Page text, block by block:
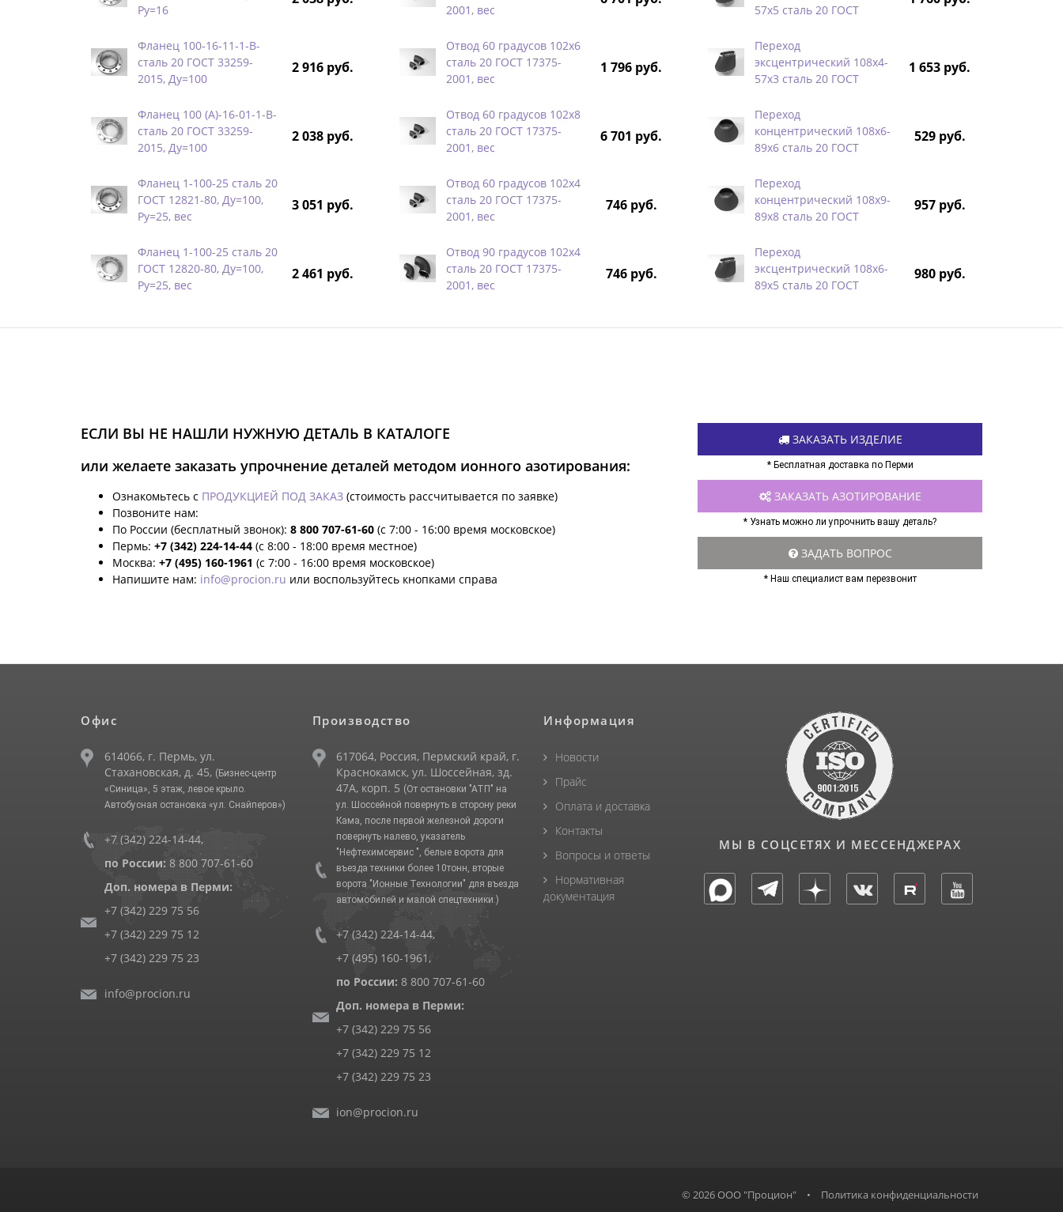
Ру=16
Фланец 100-16-11-1-B-
сталь 20 ГОСТ 33259-
2015, Ду=100
2 916 руб.
Фланец 100 (А)-16-01-1-B-
сталь 20 ГОСТ 33259-
2015, Ду=100
2 038 руб.
Фланец 1-100-25 сталь 20
ГОСТ 12821-80, Ду=100,
Ру=25, вес
3 051 руб.
Фланец 1-100-25 сталь 20
ГОСТ 12820-80, Ду=100,
Ру=25, вес
2 461 руб.
2001, вес
Отвод 60 градусов 102х6
сталь 20 ГОСТ 17375-
2001, вес
1 796 руб.
Отвод 60 градусов 102х8
сталь 20 ГОСТ 17375-
2001, вес
6 701 руб.
Отвод 60 градусов 102х4
сталь 20 ГОСТ 17375-
2001, вес
746 руб.
Отвод 90 градусов 102х4
сталь 20 ГОСТ 17375-
2001, вес
746 руб.
57х5 сталь 20 ГОСТ
Переход
эксцентрический 108х4-
57х3 сталь 20 ГОСТ
1 653 руб.
Переход
концентрический 108х6-
89х6 сталь 20 ГОСТ
529 руб.
Переход
концентрический 108х9-
89х8 сталь 20 ГОСТ
957 руб.
Переход
эксцентрический 108х6-
89х5 сталь 20 ГОСТ
980 руб.
ЕСЛИ ВЫ НЕ НАШЛИ НУЖНУЮ ДЕТАЛЬ В КАТАЛОГЕ
или желаете заказать упрочнение деталей методом ионного азотирования:
Ознакомьтесь с ПРОДУКЦИЕЙ ПОД ЗАКАЗ (стоимость рассчитывается по заявке)
Позвоните нам:
По России (бесплатный звонок): 8 800 707-61-60 (с 7:00 - 16:00 время московское)
Пермь: +7 (342) 224-14-44 (с 8:00 - 18:00 время местное)
Москва: +7 (495) 160-1961 (с 7:00 - 16:00 время московское)
Напишите нам: info@procion.ru или воспользуйтесь кнопками справа
ЗАКАЗАТЬ ИЗДЕЛИЕ
* Бесплатная доставка по Перми
ЗАКАЗАТЬ АЗОТИРОВАНИЕ
* Узнать можно ли упрочнить вашу деталь?
ЗАДАТЬ ВОПРОС
* Наш специалист вам перезвонит
Офис
614066, г. Пермь, ул.
Стахановская, д. 45, (Бизнес-центр
«Синица», 5 этаж, левое крыло.
Автобусная остановка «ул. Снайперов»)
+7 (342) 224-14-44,
по России: 8 800 707-61-60
Доп. номера в Перми:
+7 (342) 229 75 56
+7 (342) 229 75 12
+7 (342) 229 75 23
info@procion.ru
Производство
617064, Россия, Пермский край, г.
Краснокамск, ул. Шоссейная, зд.
47А, корп. 5 (От остановки "АТП" на
ул. Шоссейной повернуть в сторону реки
Кама, после первой железной дороги
повернуть налево, указатель
"Нефтехимсервис ", белые ворота для
въезда техники более 10тонн, вторые
ворота "Ионные Технологии" для въезда
автомобилей и малой спецтехники.)
+7 (342) 224-14-44,
+7 (495) 160-1961 ,
по России: 8 800 707-61-60
Доп. номера в Перми:
+7 (342) 229 75 56
+7 (342) 229 75 12
+7 (342) 229 75 23
ion@procion.ru
Информация
Новости
Прайс
Оплата и доставка
Контакты
Вопросы и ответы
Нормативная
документация
МЫ В СОЦСЕТЯХ И МЕССЕНДЖЕРАХ
© 2026 ООО "Процион" • Политика конфиденциальности